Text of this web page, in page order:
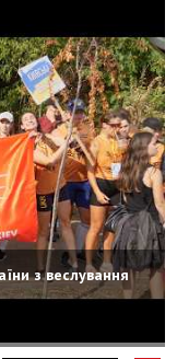
з веслування